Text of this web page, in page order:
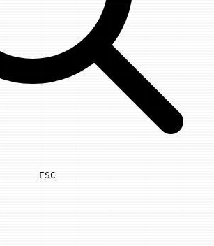
Use arrow keys to navigate results,
ESC